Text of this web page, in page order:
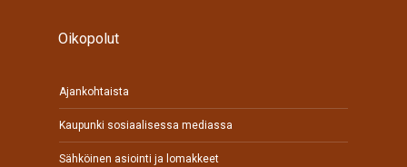
Oikopolut
Ajankohtaista
Kaupunki sosiaalisessa mediassa
Sähköinen asiointi ja lomakkeet